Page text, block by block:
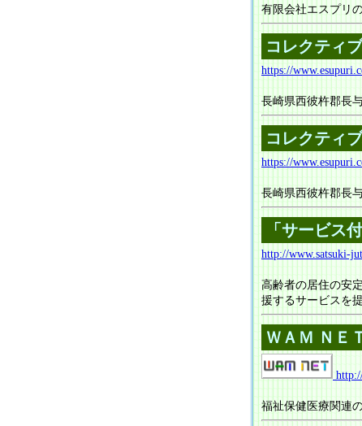
有限会社エスプリ
コレクティ
https://
長崎県西彼杵郡長
コレクティ
https://
長崎県西彼杵郡長
「サービス
http://www.satsuki-
高齢者の居住の安
援するサービスを
ＷＡＭ ＮＥ
福祉保健医療関連